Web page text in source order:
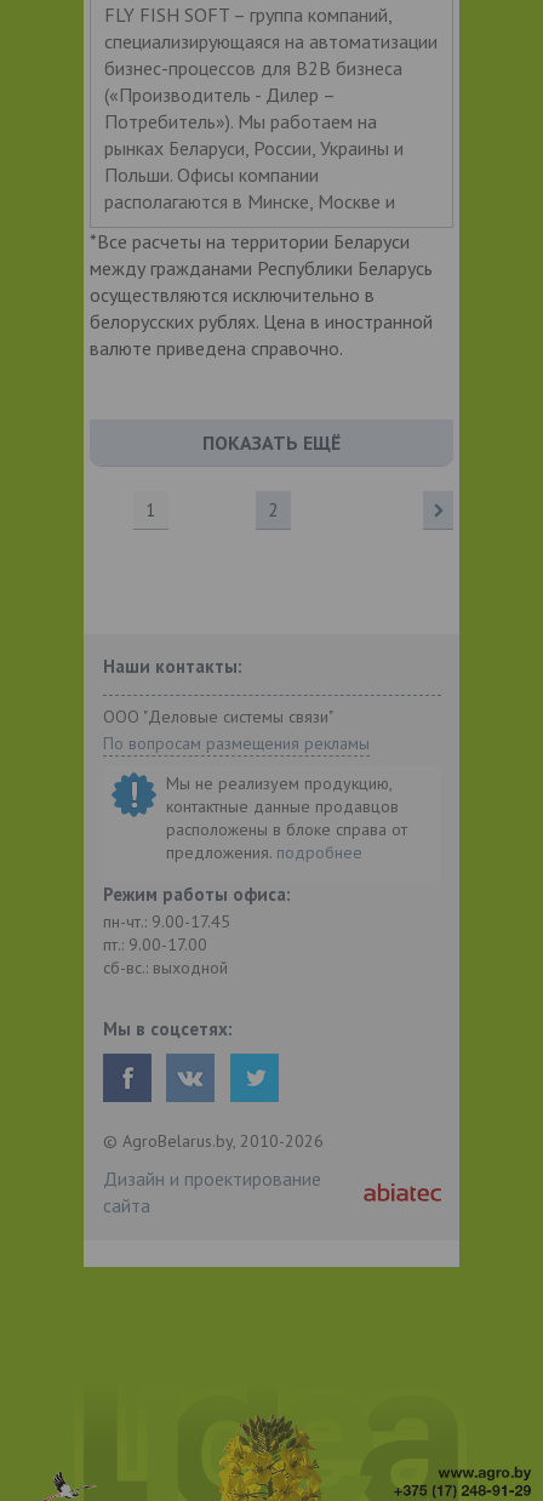
FLY FISH SOFT – группа компаний,
специализирующаяся на автоматизации
бизнес-процессов для В2В бизнеса
(«Производитель - Дилер –
Потребитель»). Мы работаем на
рынках Беларуси, России, Украины и
Польши. Офисы компании
располагаются в Минске, Москве и
*Все расчеты на территории Беларуси
между гражданами Республики Беларусь
осуществляются исключительно в
белорусских рублях. Цена в иностранной
валюте приведена справочно.
ПОКАЗАТЬ ЕЩЁ
1 2
Наши контакты:
ООО "Деловые системы связи"
По вопросам размещения рекламы
Мы не реализуем продукцию,
контактные данные продавцов
расположены в блоке справа от
предложения. подробнее
Режим работы офиса:
пн-чт.: 9.00-17.45
пт.: 9.00-17.00
сб-вс.: выходной
Мы в соцсетях:
© AgroBelarus.by, 2010-2026
Дизайн и проектирование
сайта